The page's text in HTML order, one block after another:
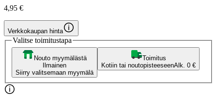
4,95 €
Verkkokaupan hinta
Valitse toimitustapa
Nouto myymälästä
Ilmainen
Siirry valitsemaan myymälä
Toimitus
Kotiin tai noutopisteeseenAlk. 0 €